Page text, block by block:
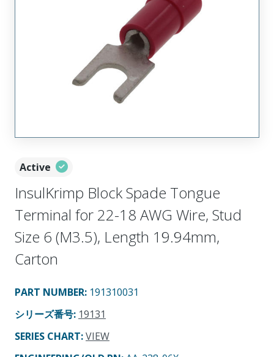
Active
InsulKrimp Block Spade Tongue
Terminal for 22-18 AWG Wire, Stud
Size 6 (M3.5), Length 19.94mm,
Carton
PART NUMBER: 191310031
シリーズ番号: 19131
SERIES CHART:VIEW